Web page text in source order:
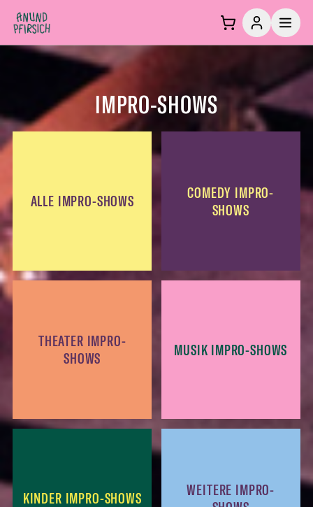
Zum Inhalt springen
IMPRO-SHOWS
ALLE IMPRO-SHOWS
COMEDY IMPRO-
SHOWS
THEATER IMPRO-
SHOWS
MUSIK IMPRO-SHOWS
KINDER IMPRO-SHOWS
WEITERE IMPRO-